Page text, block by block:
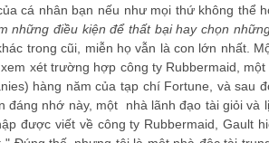
cá nhân bạn nếu như mọi thứ không thể
những điều kiện để thất bại hay chọn
trong cũi, miễn họ vẫn là con lớn nhất.
xét trường hợp công ty Rubbermaid,
hàng năm của tạp chí Fortune, và
đáng nhớ này, một nhà lãnh đạo tài giỏi
được viết về công ty Rubbermaid,